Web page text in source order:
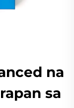
na
sa